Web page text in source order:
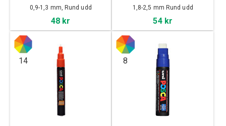
0,9-1,3 mm, Rund udd
48 kr
1,8-2,5 mm Rund udd
54 kr
14 8